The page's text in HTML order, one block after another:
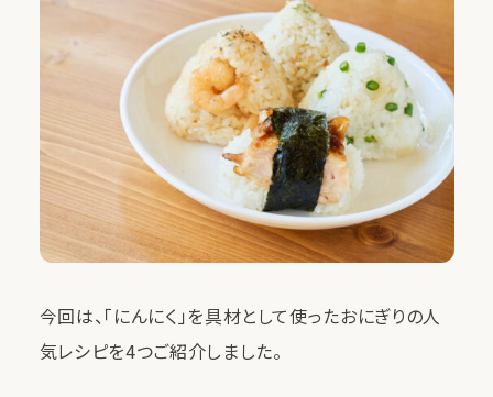
今回は、「にんにく」を具材として使ったおにぎりの人
気レシピを4つご紹介しました。